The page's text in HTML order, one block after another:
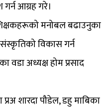
आग्रह गरे।
मनोबल बढाउनुका
संस्कृतिको विकास गर्न
वडा अध्यक्ष होम प्रसाद
शारदा पौडेल, डहु माबिका